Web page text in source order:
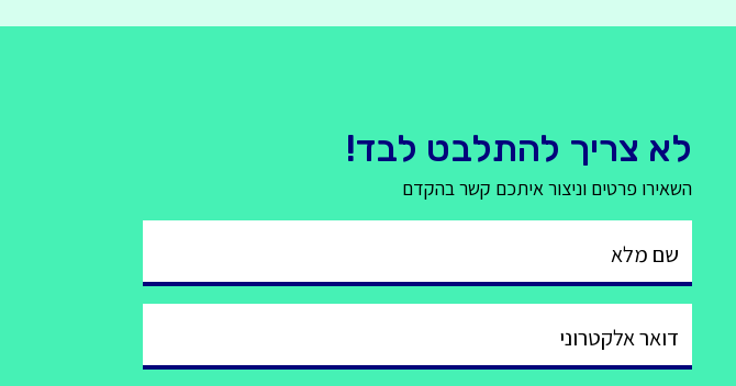
לא צריך להתלבט לבד!
השאירו פרטים וניצור איתכם קשר בהקדם
שם מלא
דואר אלקטרוני